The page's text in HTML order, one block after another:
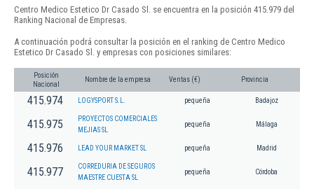
Centro Medico Estetico Dr Casado Sl. se encuentra en la posición 415.979 del
Ranking Nacional de Empresas.
A continuación podrá consultar la posición en el ranking de Centro Medico
Estetico Dr Casado Sl. y empresas con posiciones similares:
Posición
Nacional
Nombre de la empresa Ventas (€) Provincia
415.974 LOGYSPORT S.L. pequeña Badajoz
415.975
PROYECTOS COMERCIALES
MEJIAS SL
pequeña Málaga
415.976 LEAD YOUR MARKET SL pequeña Madrid
415.977
CORREDURIA DE SEGUROS
MAESTRE CUESTA SL
pequeña Córdoba